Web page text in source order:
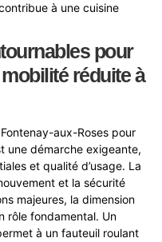
à une cuisine
pour
réduite à
aux-Roses pour
une démarche exigeante,
et qualité d’usage. La
et la sécurité
majeures, la dimension
rôle fondamental. Un
à un fauteuil roulant